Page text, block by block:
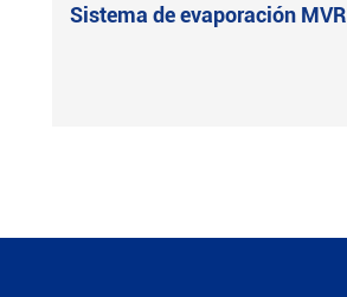
Sistema de evaporación MVR